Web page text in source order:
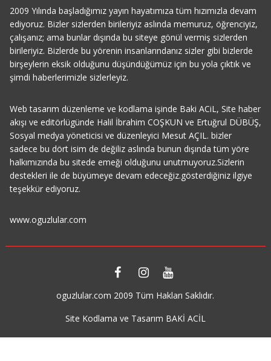
2009 Yılında başladığımız yayın hayatımıza tüm hızımızla devam
ediyoruz. Bizler sizlerden birileriyiz aslında memuruz, öğrenciyiz,
çalışanız; ama bunlar dışında bu siteye gönül vermiş sizlerden
birileriyiz. Bizlerde bu yörenin insanlarındanız sizler gibi bizlerde
birşeylerin eksik olduğunu düşündüğümüz için bu yola çıktık ve
şimdi haberlerimizle sizlerleyiz.
Web tasarım düzenleme ve kodlama işinde Baki ACiL, Site haber
akışı ve editörlügünde Halil İbrahim COŞKUN ve Ertuğrul DÜBÜŞ,
Sosyal medya yöneticisi ve düzenleyici Mesut AÇIL. bizler
sadece bu dört isim de değiliz aslında bunun dışında tüm yöre
halkımızında bu sitede emeği olduğunu unutmuyoruz.Sizlerin
destekleri ile de büyümeye devam edeceğiz.gösterdiğiniz ilgiye
teşekkür ediyoruz.
www.oguzlular.com
oguzlular.com 2009 Tüm Hakları Saklıdır.
Site Kodlama ve Tasarım BAKİ ACİL